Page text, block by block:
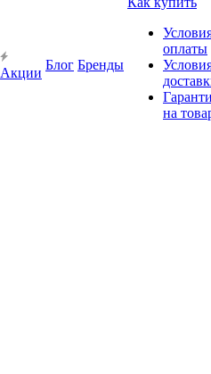
Акции
Блог Бренды
оплаты
на